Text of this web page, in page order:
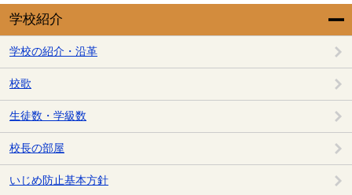
学校紹介
学校の紹介・沿革
校歌
生徒数・学級数
校長の部屋
いじめ防止基本方針